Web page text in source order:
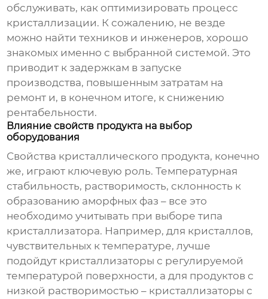
обслуживать, как оптимизировать процесс
кристаллизации. К сожалению, не везде
можно найти техников и инженеров, хорошо
знакомых именно с выбранной системой. Это
приводит к задержкам в запуске
производства, повышенным затратам на
ремонт и, в конечном итоге, к снижению
рентабельности.
Влияние свойств продукта на выбор
оборудования
Свойства кристаллического продукта, конечно
же, играют ключевую роль. Температурная
стабильность, растворимость, склонность к
образованию аморфных фаз – все это
необходимо учитывать при выборе типа
кристаллизатора. Например, для кристаллов,
чувствительных к температуре, лучше
подойдут кристаллизаторы с регулируемой
температурой поверхности, а для продуктов с
низкой растворимостью – кристаллизаторы с